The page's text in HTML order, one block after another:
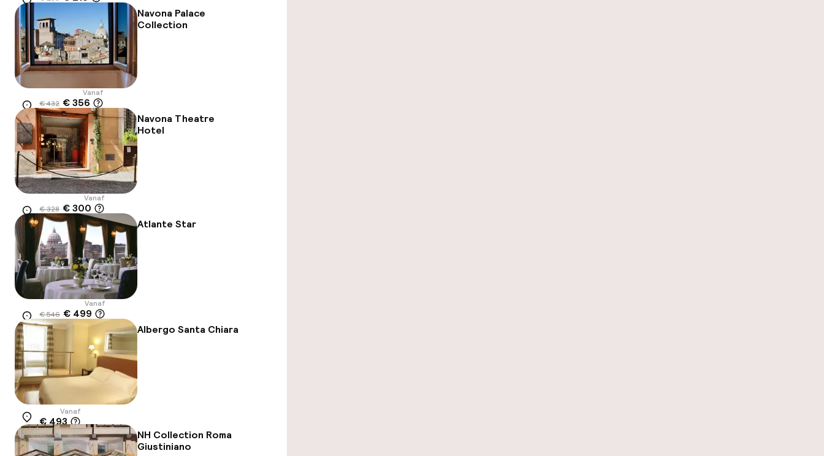
Locatie
Navona Palace
Collection
Locatie
Vanaf
€ 432 € 356
-18%
Navona Theatre
Hotel
Locatie
Vanaf
€ 328 € 300
-9% Atlante Star
Locatie
Vanaf
€ 546 € 499
-9% Albergo Santa Chiara
Locatie
Vanaf
€ 493
NH Collection Roma
Giustiniano